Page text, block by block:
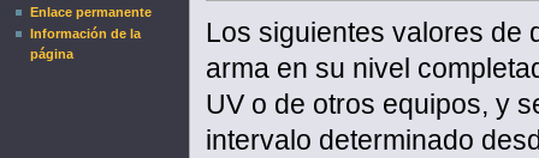
Los siguientes valores de
arma en su nivel
UV o de otros equipos, y
intervalo determinado
Enlace permanente
Información de la
página